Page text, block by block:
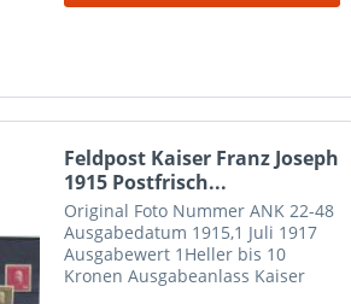
Feldpost Kaiser Franz Joseph
1915 Postfrisch...
Original Foto Nummer ANK 22-48
Ausgabedatum 1915,1 Juli 1917
Ausgabewert 1Heller bis 10
Kronen Ausgabeanlass Kaiser